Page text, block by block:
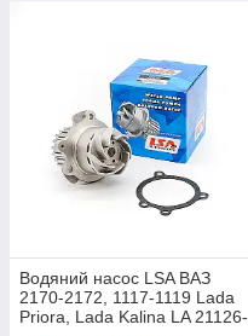
Водяний насос LSA ВАЗ
2170-2172, 1117-1119 Lada
Priora, Lada Kalina LA 21126-